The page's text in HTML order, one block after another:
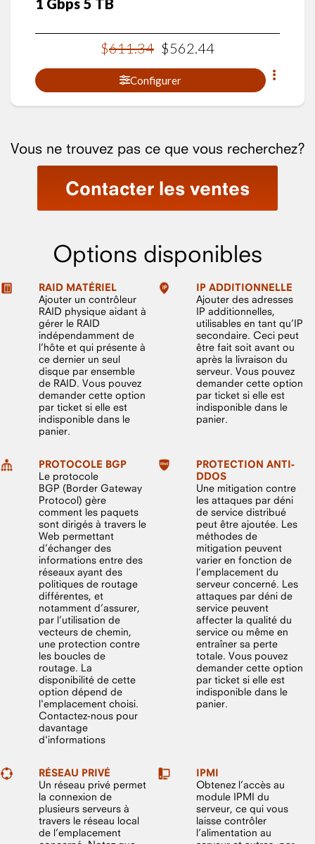
$611.34 $562 44
Configurer
Vous ne trouvez pas ce que vous recherchez?
Contacter les ventes
Options disponibles
RAID MATÉRIEL
Ajouter un contrôleur
RAID physique aidant à
gérer le RAID
indépendamment de
l’hôte et qui présente à
ce dernier un seul
disque par ensemble
de RAID. Vous pouvez
demander cette option
par ticket si elle est
indisponible dans le
panier.
IP ADDITIONNELLE
Ajouter des adresses
IP additionnelles,
utilisables en tant qu’IP
secondaire. Ceci peut
être fait soit avant ou
après la livraison du
serveur. Vous pouvez
demander cette option
par ticket si elle est
indisponible dans le
panier.
PROTOCOLE BGP
Le protocole
BGP (Border Gateway
Protocol) gère
comment les paquets
sont dirigés à travers le
Web permettant
d’échanger des
informations entre des
réseaux ayant des
politiques de routage
différentes, et
notamment d’assurer,
par l’utilisation de
vecteurs de chemin,
une protection contre
les boucles de
routage. La
disponibilité de cette
option dépend de
l'emplacement choisi.
Contactez-nous pour
davantage
d'informations
PROTECTION ANTI-
DDOS
Une mitigation contre
les attaques par déni
de service distribué
peut être ajoutée. Les
méthodes de
mitigation peuvent
varier en fonction de
l’emplacement du
serveur concerné. Les
attaques par déni de
service peuvent
affecter la qualité du
service ou même en
entraîner sa perte
totale. Vous pouvez
demander cette option
par ticket si elle est
indisponible dans le
panier.
RÉSEAU PRIVÉ
Un réseau privé permet
la connexion de
plusieurs serveurs à
travers le réseau local
de l’emplacement
IPMI
Obtenez l’accès au
module IPMI du
serveur, ce qui vous
laisse contrôler
l’alimentation au